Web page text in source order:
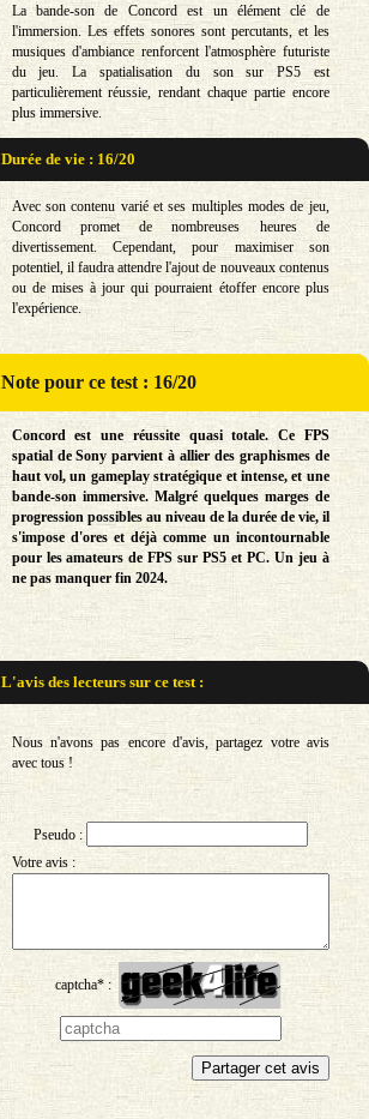
La bande-son de Concord est un élément clé de
l'immersion. Les effets sonores sont percutants, et les
musiques d'ambiance renforcent l'atmosphère futuriste
du jeu. La spatialisation du son sur PS5 est
particulièrement réussie, rendant chaque partie encore
plus immersive.
Durée de vie : 16/20
Avec son contenu varié et ses multiples modes de jeu,
Concord promet de nombreuses heures de
divertissement. Cependant, pour maximiser son
potentiel, il faudra attendre l'ajout de nouveaux contenus
ou de mises à jour qui pourraient étoffer encore plus
l'expérience.
Notepour ce test : 16/20
Concord est une réussite quasi totale. Ce FPS
spatial de Sony parvient à allier des graphismes de
haut vol, un gameplay stratégique et intense, et une
bande-son immersive. Malgré quelques marges de
progression possibles au niveau de la durée de vie, il
s'impose d'ores et déjà comme un incontournable
pour les amateurs de FPS sur PS5 et PC. Un jeu à
ne pas manquer fin 2024.
L'avis des lecteurs surce test :
Nous n'avons pas encore d'avis, partagez votre avis
avec tous !
Pseudo :
Votre avis :
captcha* :